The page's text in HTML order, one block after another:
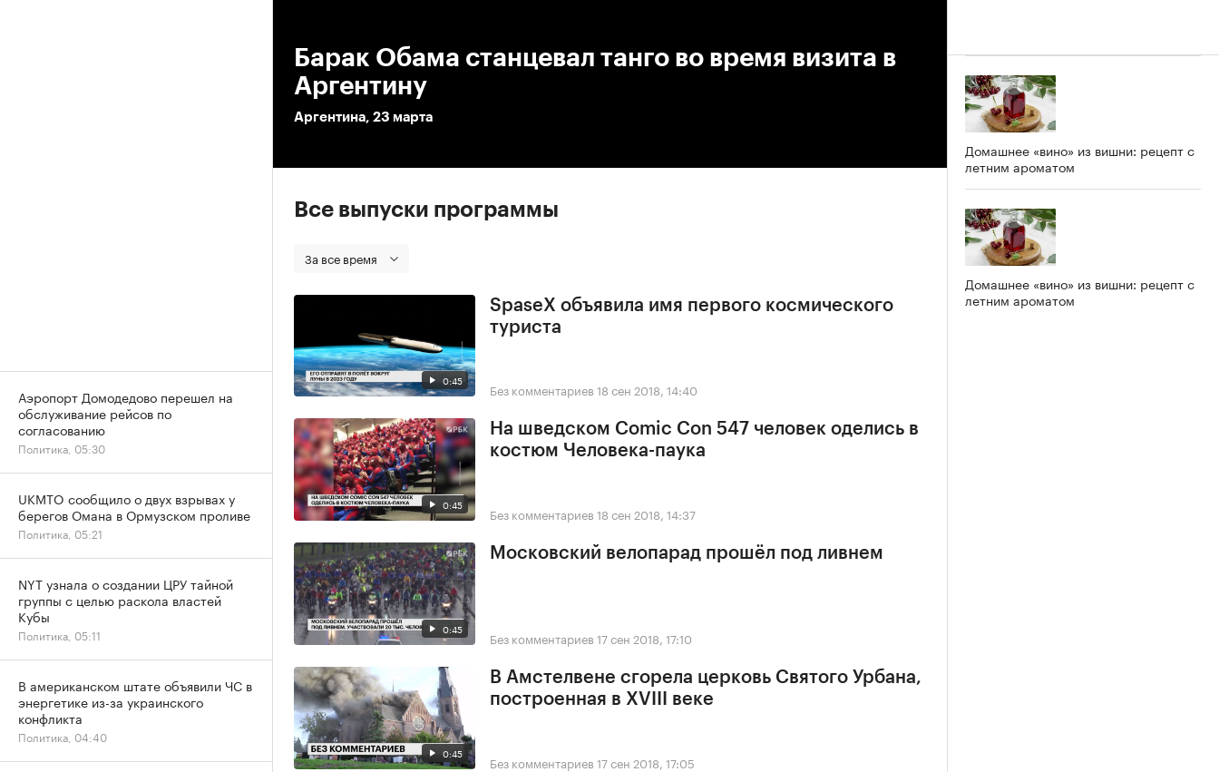
Барак Обама станцевал танго во время визита в
Аргентину
Аргентина, 23 марта
Все выпуски программы
За все время
0:45
SpaseX объявила имя первого космического
туриста
Без комментариев 18 сен 2018, 14:40
0:45
На шведском Comic Con 547 человек оделись в
костюм Человека-паука
Без комментариев 18 сен 2018, 14:37
0:45
Московский велопарад прошёл под ливнем
Без комментариев 17 сен 2018, 17:10
0:45
В Амстелвене сгорела церковь Святого Урбана,
построенная в XVIII веке
Без комментариев 17 сен 2018, 17:05
Домашнее «вино» из вишни: рецепт с
летним ароматом
Домашнее «вино» из вишни: рецепт с
летним ароматом
Аэропорт Домодедово перешел на
обслуживание рейсов по
согласованию
Политика, 05:30
UKMTO сообщило о двух взрывах у
берегов Омана в Ормузском проливе
Политика, 05:21
NYT узнала о создании ЦРУ тайной
группы с целью раскола властей
Кубы
Политика, 05:11
В американском штате объявили ЧС в
энергетике из-за украинского
конфликта
Политика, 04:40